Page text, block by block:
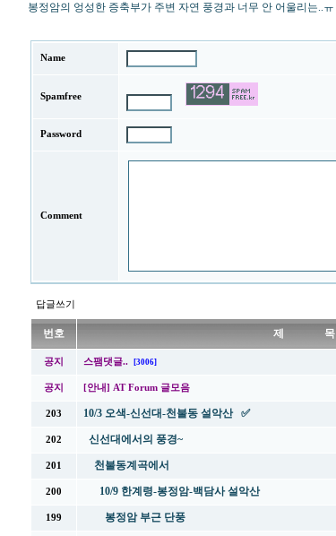
봉정암의 엉성한 증축부가 주변 자연 풍경과 너무 안 어울리는..ㅠ
Name
Spamfree
Password
Comment
답글쓰기
번호 제 목
공지 스팸댓글.. [3006]
공지 [안내] AT Forum 글모음
203 10/3 오색-신선대-천불동 설악산 ✅
202 신선대에서의 풍경~
201 천불동계곡에서
200 10/9 한계령-봉정암-백담사 설악산
199 봉정암 부근 단풍